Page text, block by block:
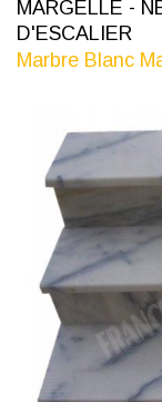
MARGELLE -
D'ESCALIER
Marbre Blanc